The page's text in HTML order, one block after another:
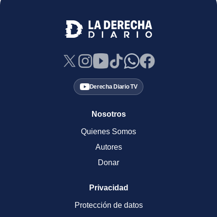
Derecha Diario TV
Nosotros
Quienes Somos
Autores
Donar
Privacidad
Protección de datos